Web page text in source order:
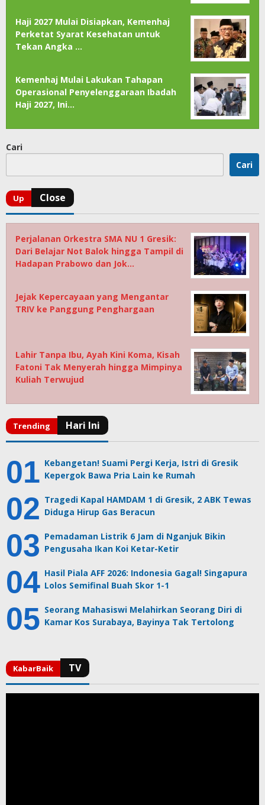
Haji 2027 Mulai Disiapkan, Kemenhaj
Perketat Syarat Kesehatan untuk
Tekan Angka …
Kemenhaj Mulai Lakukan Tahapan
Operasional Penyelenggaraan Ibadah
Haji 2027, Ini…
Cari
Cari
Perjalanan Orkestra SMA NU 1 Gresik:
Dari Belajar Not Balok hingga Tampil di
Hadapan Prabowo dan Jok…
Jejak Kepercayaan yang Mengantar
TRIV ke Panggung Penghargaan
Lahir Tanpa Ibu, Ayah Kini Koma, Kisah
Fatoni Tak Menyerah hingga Mimpinya
Kuliah Terwujud
Kebangetan! Suami Pergi Kerja, Istri di Gresik
Kepergok Bawa Pria Lain ke Rumah
Tragedi Kapal HAMDAM 1 di Gresik, 2 ABK Tewas
Diduga Hirup Gas Beracun
Pemadaman Listrik 6 Jam di Nganjuk Bikin
Pengusaha Ikan Koi Ketar-Ketir
Hasil Piala AFF 2026: Indonesia Gagal! Singapura
Lolos Semifinal Buah Skor 1-1
Seorang Mahasiswi Melahirkan Seorang Diri di
Kamar Kos Surabaya, Bayinya Tak Tertolong